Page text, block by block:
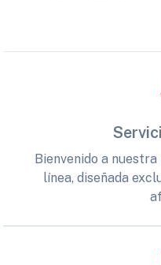
Bienvenido a
línea, diseñada